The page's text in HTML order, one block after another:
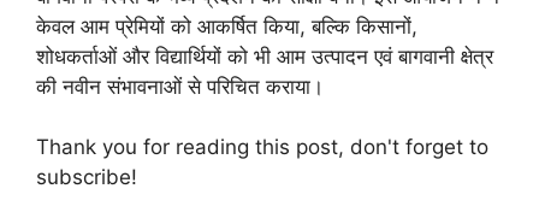
केवल आम प्रेमियों को आकर्षित किया, बल्कि किसानों,
शोधकर्ताओं और विद्यार्थियों को भी आम उत्पादन एवं बागवानी क्षेत्र
की नवीन संभावनाओं से परिचित कराया।
Thank you for reading this post, don't forget to
subscribe!